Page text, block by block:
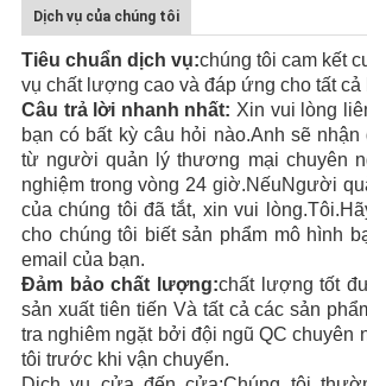
Dịch vụ của chúng tôi
Tiêu chuẩn dịch vụ:chúng tôi cam kết
vụ chất lượng cao và đáp ứng cho tất cả
Câu trả lời nhanh nhất: Xin vui lòng
bạn có bất kỳ câu hỏi nào.Anh sẽ
từ người quản lý thương mại chuyên
nghiệm trong vòng 24 giờ.NếuNgười
của chúng tôi đã tắt, xin vui lòng.Tôi.
cho chúng tôi biết sản phẩm mô hình
email của bạn.
Đảm bảo chất lượng:chất lượng tốt
sản xuất tiên tiến Và tất cả các sản
tra nghiêm ngặt bởi đội ngũ QC chuyên
tôi trước khi vận chuyển.